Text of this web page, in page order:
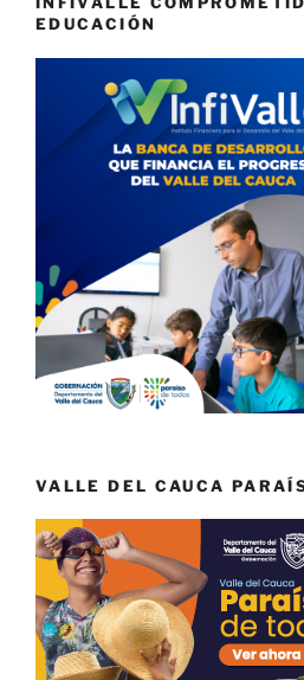
EDUCACIÓN
VALLE DEL CAUCA